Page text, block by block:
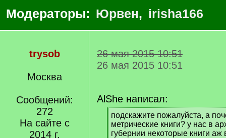
Модераторы: Юрвен, irisha166
trysob
Москва
Сообщений:
272
На сайте с
2014 г.
26 мая 2015 10:51
26 мая 2015 10:51
AlShe написал:
[
q
]
подскажите пожалуйста, а
метрические книги? у нас в
губернии некоторые книги аж